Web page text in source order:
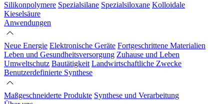
Silikonpolymere Spezialsilane Spezialsiloxane Kolloidale
Kieselsäure
Anwendungen
Neue Energie Elektronische Geräte Fortgeschrittene Materialien
Leben und Gesundheitsversorgung Zuhause und Leben
Umweltschutz Bautätigkeit Landwirtschaftliche Zwecke
Benutzerdefinierte Synthese
Maßgeschneiderte Produkte Synthese und Verarbeitung